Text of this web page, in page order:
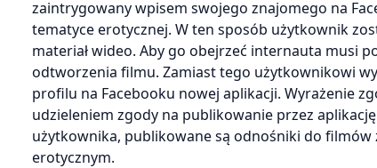
zaintrygowany wpisem swojego znajomego na
tematyce erotycznej. W ten sposób użytkownik
materiał wideo. Aby go obejrzeć internauta musi
odtworzenia filmu. Zamiast tego użytkownikowi
profilu na Facebooku nowej aplikacji. Wyrażenie
udzieleniem zgody na publikowanie przez
użytkownika, publikowane są odnośniki do
erotycznym.